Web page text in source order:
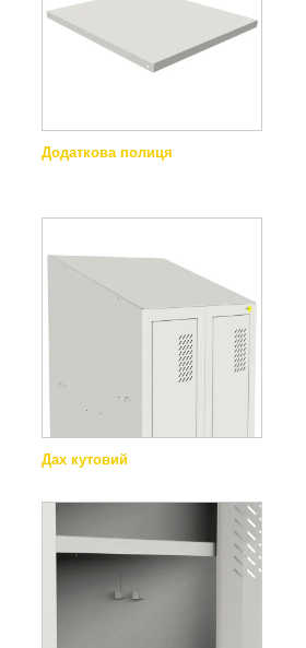
Додаткова полиця
Дах кутовий